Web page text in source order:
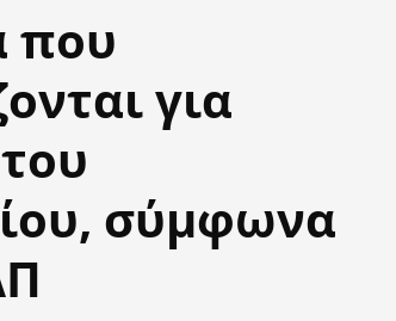
που
για
σύμφωνα